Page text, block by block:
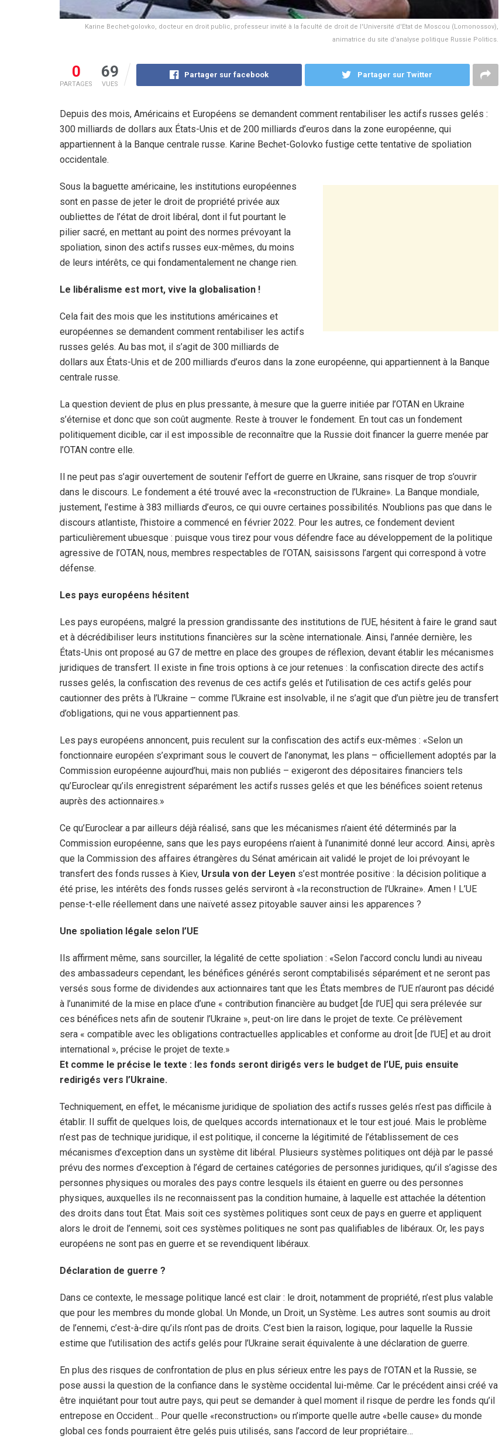
Karine Bechet-golovko, docteur en droit public, professeur invité à la faculté de droit de l'Université d'Etat de Moscou (Lomonossov),
animatrice du site d'analyse politique Russie Politics.
0
PARTAGES
69
VUES
Partager sur facebook Partager sur Twitter
Depuis des mois, Américains et Européens se demandent comment rentabiliser les actifs russes gelés :
300 milliards de dollars aux États-Unis et de 200 milliards d’euros dans la zone européenne, qui
appartiennent à la Banque centrale russe. Karine Bechet-Golovko fustige cette tentative de spoliation
occidentale.
Sous la baguette américaine, les institutions européennes
sont en passe de jeter le droit de propriété privée aux
oubliettes de l’état de droit libéral, dont il fut pourtant le
pilier sacré, en mettant au point des normes prévoyant la
spoliation, sinon des actifs russes eux-mêmes, du moins
de leurs intérêts, ce qui fondamentalement ne change rien.
Le libéralisme est mort, vive la globalisation !
Cela fait des mois que les institutions américaines et
européennes se demandent comment rentabiliser les actifs
russes gelés. Au bas mot, il s’agit de 300 milliards de
dollars aux États-Unis et de 200 milliards d’euros dans la zone européenne, qui appartiennent à la Banque
centrale russe.
La question devient de plus en plus pressante, à mesure que la guerre initiée par l’OTAN en Ukraine
s’éternise et donc que son coût augmente. Reste à trouver le fondement. En tout cas un fondement
politiquement dicible, car il est impossible de reconnaître que la Russie doit financer la guerre menée par
l’OTAN contre elle.
Il ne peut pas s’agir ouvertement de soutenir l’effort de guerre en Ukraine, sans risquer de trop s’ouvrir
dans le discours. Le fondement a été trouvé avec la «reconstruction de l’Ukraine». La Banque mondiale,
justement, l’estime à 383 milliards d’euros, ce qui ouvre certaines possibilités. N’oublions pas que dans le
discours atlantiste, l’histoire a commencé en février 2022. Pour les autres, ce fondement devient
particulièrement ubuesque : puisque vous tirez pour vous défendre face au développement de la politique
agressive de l’OTAN, nous, membres respectables de l’OTAN, saisissons l’argent qui correspond à votre
défense.
Les pays européens hésitent
Les pays européens, malgré la pression grandissante des institutions de l’UE, hésitent à faire le grand saut
et à décrédibiliser leurs institutions financières sur la scène internationale. Ainsi, l’année dernière, les
États-Unis ont proposé au G7 de mettre en place des groupes de réflexion, devant établir les mécanismes
juridiques de transfert. Il existe in fine trois options à ce jour retenues : la confiscation directe des actifs
russes gelés, la confiscation des revenus de ces actifs gelés et l’utilisation de ces actifs gelés pour
cautionner des prêts à l’Ukraine – comme l’Ukraine est insolvable, il ne s’agit que d’un piètre jeu de transfert
d’obligations, qui ne vous appartiennent pas.
Les pays européens annoncent, puis reculent sur la confiscation des actifs eux-mêmes : «Selon un
fonctionnaire européen s’exprimant sous le couvert de l’anonymat, les plans – officiellement adoptés par la
Commission européenne aujourd’hui, mais non publiés – exigeront des dépositaires financiers tels
qu’Euroclear qu’ils enregistrent séparément les actifs russes gelés et que les bénéfices soient retenus
auprès des actionnaires.»
Ce qu’Euroclear a par ailleurs déjà réalisé, sans que les mécanismes n’aient été déterminés par la
Commission européenne, sans que les pays européens n’aient à l’unanimité donné leur accord. Ainsi, après
que la Commission des affaires étrangères du Sénat américain ait validé le projet de loi prévoyant le
transfert des fonds russes à Kiev, Ursula von der Leyen s’est montrée positive : la décision politique a
été prise, les intérêts des fonds russes gelés serviront à «la reconstruction de l’Ukraine». Amen ! L’UE
pense-t-elle réellement dans une naïveté assez pitoyable sauver ainsi les apparences ?
Une spoliation légale selon l’UE
Ils affirment même, sans sourciller, la légalité de cette spoliation : «Selon l’accord conclu lundi au niveau
des ambassadeurs cependant, les bénéfices générés seront comptabilisés séparément et ne seront pas
versés sous forme de dividendes aux actionnaires tant que les États membres de l’UE n’auront pas décidé
à l’unanimité de la mise en place d’une « contribution financière au budget [de l’UE] qui sera prélevée sur
ces bénéfices nets afin de soutenir l’Ukraine », peut-on lire dans le projet de texte. Ce prélèvement
sera « compatible avec les obligations contractuelles applicables et conforme au droit [de l’UE] et au droit
international », précise le projet de texte.»
Et comme le précise le texte : les fonds seront dirigés vers le budget de l’UE, puis ensuite
redirigés vers l’Ukraine.
Techniquement, en effet, le mécanisme juridique de spoliation des actifs russes gelés n’est pas difficile à
établir. Il suffit de quelques lois, de quelques accords internationaux et le tour est joué. Mais le problème
n’est pas de technique juridique, il est politique, il concerne la légitimité de l’établissement de ces
mécanismes d’exception dans un système dit libéral. Plusieurs systèmes politiques ont déjà par le passé
prévu des normes d’exception à l’égard de certaines catégories de personnes juridiques, qu’il s’agisse des
personnes physiques ou morales des pays contre lesquels ils étaient en guerre ou des personnes
physiques, auxquelles ils ne reconnaissent pas la condition humaine, à laquelle est attachée la détention
des droits dans tout État. Mais soit ces systèmes politiques sont ceux de pays en guerre et appliquent
alors le droit de l’ennemi, soit ces systèmes politiques ne sont pas qualifiables de libéraux. Or, les pays
européens ne sont pas en guerre et se revendiquent libéraux.
Déclaration de guerre ?
Dans ce contexte, le message politique lancé est clair : le droit, notamment de propriété, n’est plus valable
que pour les membres du monde global. Un Monde, un Droit, un Système. Les autres sont soumis au droit
de l’ennemi, c’est-à-dire qu’ils n’ont pas de droits. C’est bien la raison, logique, pour laquelle la Russie
estime que l’utilisation des actifs gelés pour l’Ukraine serait équivalente à une déclaration de guerre.
En plus des risques de confrontation de plus en plus sérieux entre les pays de l’OTAN et la Russie, se
pose aussi la question de la confiance dans le système occidental lui-même. Car le précédent ainsi créé va
être inquiétant pour tout autre pays, qui peut se demander à quel moment il risque de perdre les fonds qu’il
entrepose en Occident… Pour quelle «reconstruction» ou n’importe quelle autre «belle cause» du monde
global ces fonds pourraient être gelés puis utilisés, sans l’accord de leur propriétaire…